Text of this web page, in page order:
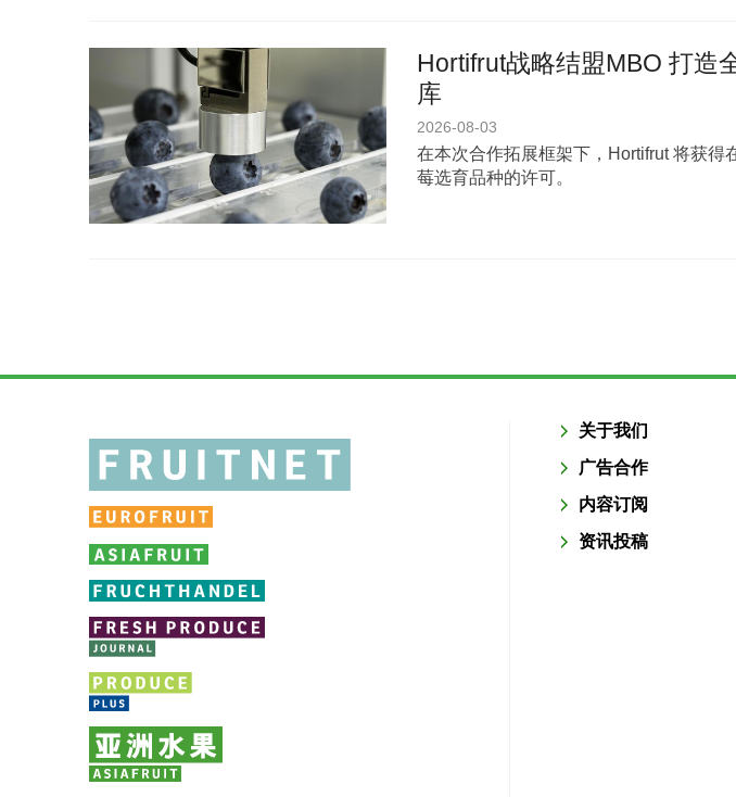
Hortifrut战略结盟MBO 打造
库
2026-08-03
在本次合作拓展框架下，Hortifrut 将获得
莓选育品种的许可。
关于我们
广告合作
内容订阅
资讯投稿